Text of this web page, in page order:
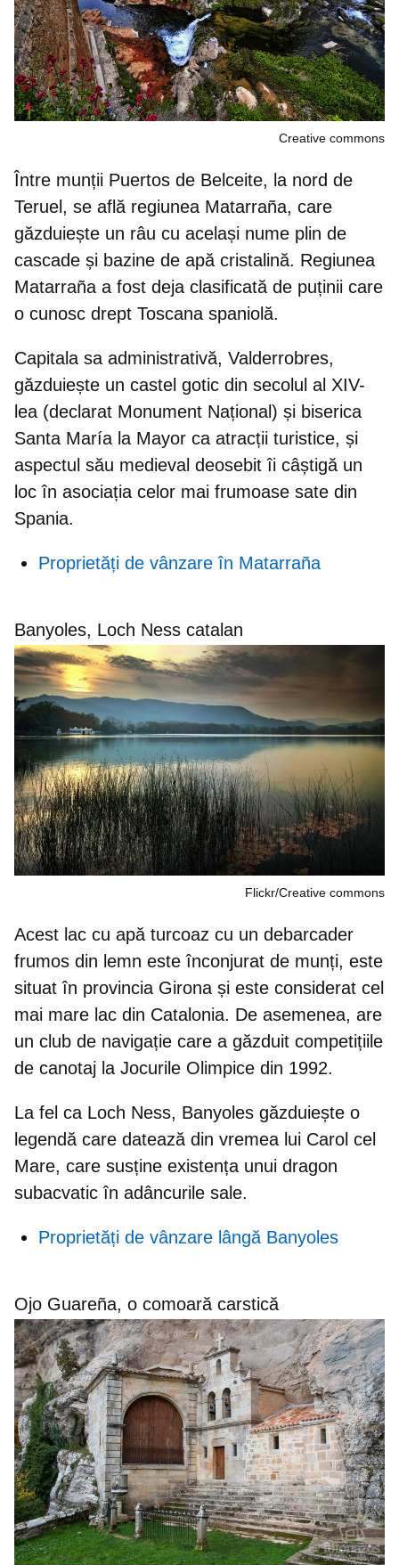
Creative commons
Între munții Puertos de Belceite, la nord de
Teruel, se află regiunea Matarraña, care
găzduiește un râu cu același nume plin de
cascade și bazine de apă cristalină. Regiunea
Matarraña a fost deja clasificată de puținii care
o cunosc drept Toscana spaniolă.
Capitala sa administrativă, Valderrobres,
găzduiește un castel gotic din secolul al XIV-
lea (declarat Monument Național) și biserica
Santa María la Mayor ca atracții turistice, și
aspectul său medieval deosebit îi câștigă un
loc în asociația celor mai frumoase sate din
Spania.
Proprietăți de vânzare în Matarraña
Banyoles, Loch Ness catalan
Flickr/Creative commons
Acest lac cu apă turcoaz cu un debarcader
frumos din lemn este înconjurat de munți, este
situat în provincia Girona și este considerat cel
mai mare lac din Catalonia. De asemenea, are
un club de navigație care a găzduit competițiile
de canotaj la Jocurile Olimpice din 1992.
La fel ca Loch Ness, Banyoles găzduiește o
legendă care datează din vremea lui Carol cel
Mare, care susține existența unui dragon
subacvatic în adâncurile sale.
Proprietăți de vânzare lângă Banyoles
Ojo Guareña, o comoară carstică